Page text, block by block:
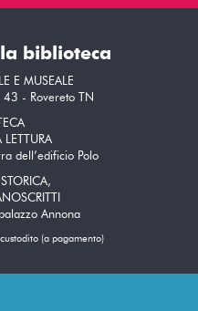
biblioteca
E MUSEALE
43 - Rovereto TN
LETTURA
dell’edificio Polo
Annona
(a pagamento)